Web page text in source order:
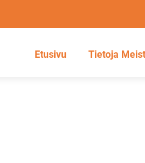
Etusivu Tietoja